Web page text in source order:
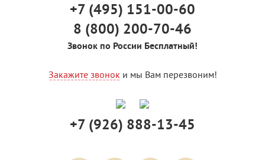
+7 (495) 151-00-60
8 (800) 200-70-46
Звонок по России Бесплатный!
Закажите звоноки мы Вам перезвоним!
+7 (926) 888-13-45